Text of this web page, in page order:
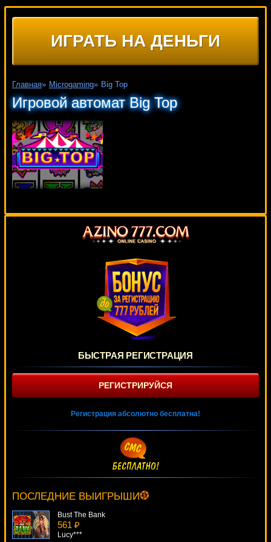
ИГРАТЬ НА ДЕНЬГИ
Главная» Microgaming» Big Top
Игровой автомат Big Top
БЫСТРАЯ РЕГИСТРАЦИЯ
РЕГИСТРИРУЙСЯ
Регистрация абсолютно бесплатна!
ПОСЛЕДНИЕ ВЫИГРЫШИ
mgarkunov***
Bust The Bank
561 ₽
Lucy***